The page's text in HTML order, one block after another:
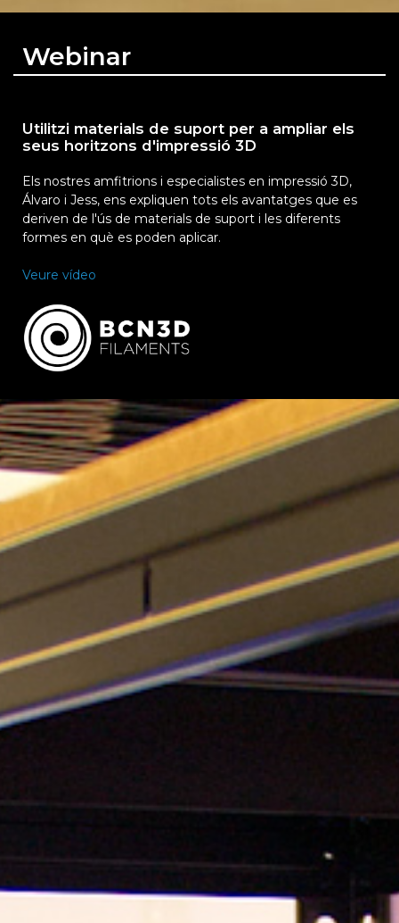
Webinar
Utilitzi materials de suport per a ampliar els
seus horitzons d'impressió 3D
Els nostres amfitrions i especialistes en impressió 3D,
Álvaro i Jess, ens expliquen tots els avantatges que es
deriven de l'ús de materials de suport i les diferents
formes en què es poden aplicar.
Veure vídeo